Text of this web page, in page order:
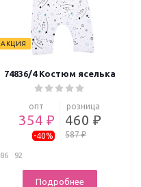
АКЦИЯ
74836/4 Костюм яселька
опт
354 ₽
-40%
розница
460 ₽
587 ₽
86 92
Подробнее